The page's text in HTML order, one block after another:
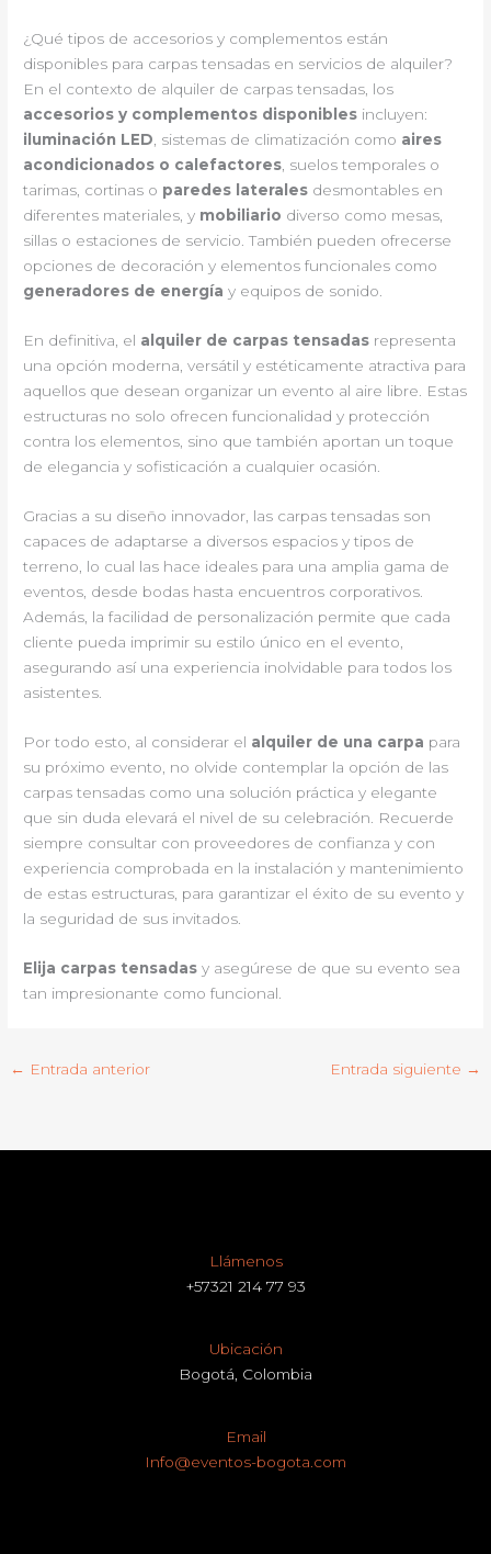
¿Qué tipos de accesorios y complementos están
disponibles para carpas tensadas en servicios de alquiler?
En el contexto de alquiler de carpas tensadas, los
accesorios y complementos disponibles incluyen:
iluminación LED , sistemas de climatización como aires
acondicionados o calefactores , suelos temporales o
tarimas, cortinas o paredes laterales desmontables en
diferentes materiales, y mobiliario diverso como mesas,
sillas o estaciones de servicio. También pueden ofrecerse
opciones de decoración y elementos funcionales como
generadores de energía y equipos de sonido.
En definitiva, el alquiler de carpas tensadas representa
una opción moderna, versátil y estéticamente atractiva para
aquellos que desean organizar un evento al aire libre. Estas
estructuras no solo ofrecen funcionalidad y protección
contra los elementos, sino que también aportan un toque
de elegancia y sofisticación a cualquier ocasión.
Gracias a su diseño innovador, las carpas tensadas son
capaces de adaptarse a diversos espacios y tipos de
terreno, lo cual las hace ideales para una amplia gama de
eventos, desde bodas hasta encuentros corporativos.
Además, la facilidad de personalización permite que cada
cliente pueda imprimir su estilo único en el evento,
asegurando así una experiencia inolvidable para todos los
asistentes.
Por todo esto, al considerar el alquiler de una carpa para
su próximo evento, no olvide contemplar la opción de las
carpas tensadas como una solución práctica y elegante
que sin duda elevará el nivel de su celebración. Recuerde
siempre consultar con proveedores de confianza y con
experiencia comprobada en la instalación y mantenimiento
de estas estructuras, para garantizar el éxito de su evento y
la seguridad de sus invitados.
Elija carpas tensadas y asegúrese de que su evento sea
tan impresionante como funcional.
← Entrada anterior Entrada siguiente →
Llámenos
+57321 214 77 93
Ubicación
Bogotá, Colombia
Email
Info@eventos-bogota.com